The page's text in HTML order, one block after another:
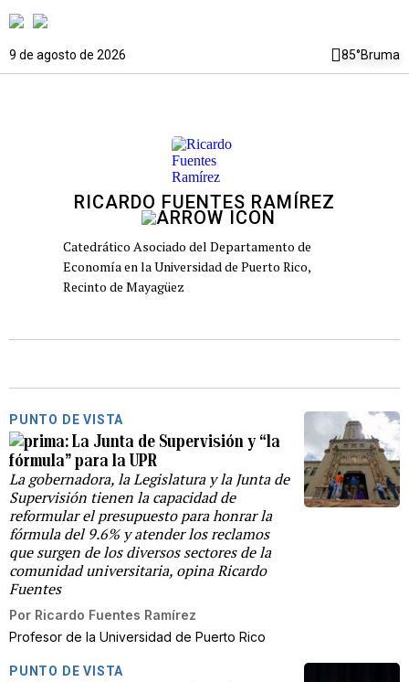
9 de agosto de 2026 85°Bruma
RICARDO FUENTES RAMÍREZ
Catedrático Asociado del Departamento de
Economía en la Universidad de Puerto Rico,
Recinto de Mayagüez
PUNTO DE VISTA
La Junta de Supervisión y “la
fórmula” para la UPR
La gobernadora, la Legislatura y la Junta de
Supervisión tienen la capacidad de
reformular el presupuesto para honrar la
fórmula del 9.6% y atender los reclamos
que surgen de los diversos sectores de la
comunidad universitaria, opina Ricardo
Fuentes
Por Ricardo Fuentes Ramírez
Profesor de la Universidad de Puerto Rico
PUNTO DE VISTA